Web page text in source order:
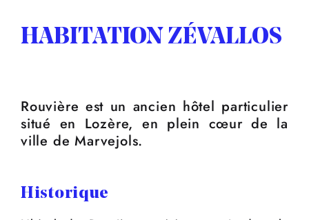
HABITATION ZÉVALLOS
Rouvière est un ancien hôtel particulier
situé en Lozère, en plein cœur de la
ville de Marvejols.
Historique